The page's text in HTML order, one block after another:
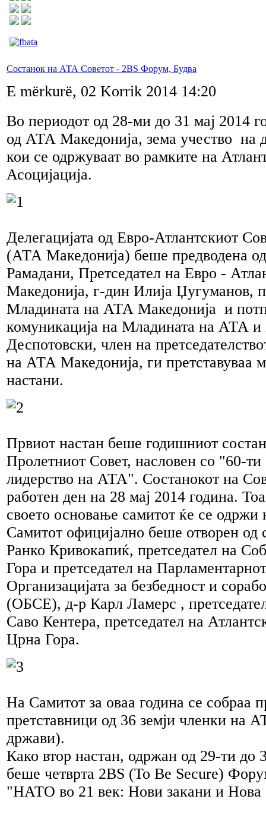
Состанок на АТА Советот - 2BS Форум, Будва
E mërkurë, 02 Korrik 2014 14:20
Во периодот од 28-ми до 31 мај 2014
од АТА Македонија, зема учество на
кои се одржуваат во рамките на
Асоцијација.
Делегацијата од Евро-Атлантскиот
(АТА Македонија) беше предводена
Рамадани, Претседател на Евро -
Македонија, г-дин Илија Џугуманов,
Младината на АТА Македонија и
комуникација на Младината на АТА и
Деспотовски, член на
на АТА Македонија, ги претставуваа
настани.
Првиот настан беше годишниот
Пролетниот Совет, насловен со "60-
лидерство на АТА". Состанокот на
работен ден на 28 мај 2014 година.
своето основање самитот ќе се одржи
Самитот официјално беше отворен од
Ранко Кривокапиќ, претседател на
Гора и претседател на
Организацијата за безбедност и
(ОБСЕ), д-р Карл Ламерс ,
Саво Кентера, претседател на
Црна Гора.
На Самитот за оваа година се собраа
претставници од 36 земји членки на
држави).
Како втор настан, одржан од 29-ти до
беше четврта 2BS (To Be Secure)
"НАТО во 21 век: Нови закани и Нова